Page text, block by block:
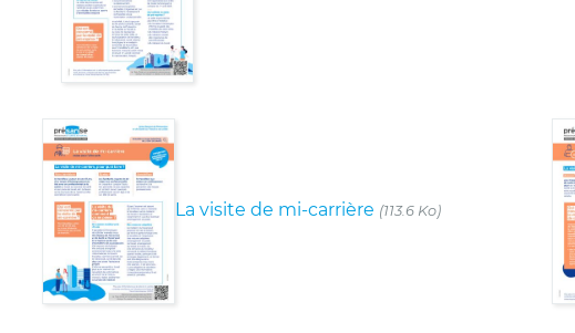
La visite de mi-carrière (113.6 Ko)